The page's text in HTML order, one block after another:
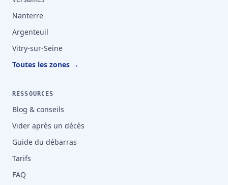
Nanterre
Argenteuil
Vitry-sur-Seine
Toutes les zones →
RESSOURCES
Blog & conseils
Vider après un décès
Guide du débarras
Tarifs
FAQ